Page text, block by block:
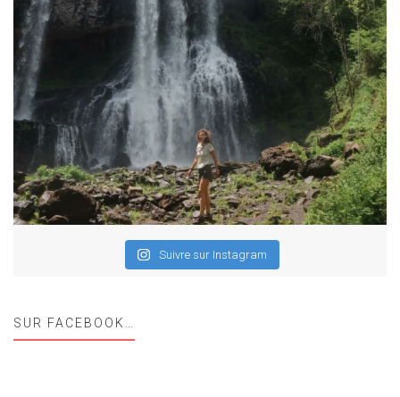
Suivre sur Instagram
SUR FACEBOOK…